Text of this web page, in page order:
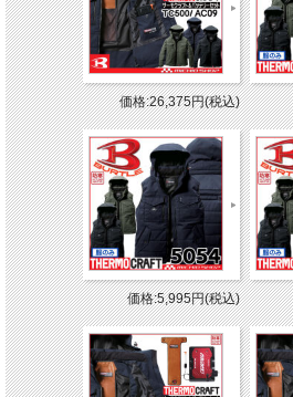
価格:26,375円(税込)
価格:5,995円(税込)